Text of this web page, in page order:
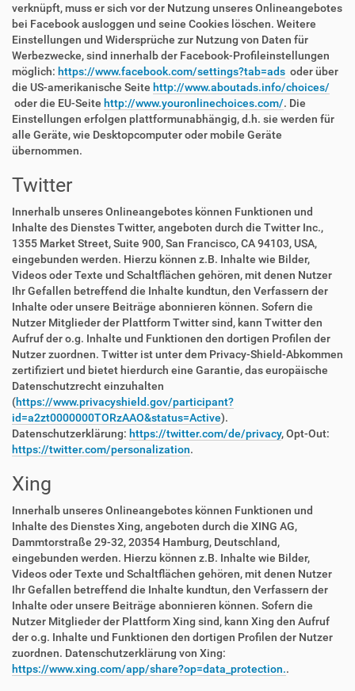
verknüpft, muss er sich vor der Nutzung unseres Onlineangebotes
bei Facebook ausloggen und seine Cookies löschen. Weitere
Einstellungen und Widersprüche zur Nutzung von Daten für
Werbezwecke, sind innerhalb der Facebook-Profileinstellungen
möglich: https://www.facebook.com/settings?tab=ads oder über
die US-amerikanische Seite http://www.aboutads.info/choices/
oder die EU-Seite http://www.youronlinechoices.com/. Die
Einstellungen erfolgen plattformunabhängig, d.h. sie werden für
alle Geräte, wie Desktopcomputer oder mobile Geräte
übernommen.
Twitter
Innerhalb unseres Onlineangebotes können Funktionen und
Inhalte des Dienstes Twitter, angeboten durch die Twitter Inc.,
1355 Market Street, Suite 900, San Francisco, CA 94103, USA,
eingebunden werden. Hierzu können z.B. Inhalte wie Bilder,
Videos oder Texte und Schaltflächen gehören, mit denen Nutzer
Ihr Gefallen betreffend die Inhalte kundtun, den Verfassern der
Inhalte oder unsere Beiträge abonnieren können. Sofern die
Nutzer Mitglieder der Plattform Twitter sind, kann Twitter den
Aufruf der o.g. Inhalte und Funktionen den dortigen Profilen der
Nutzer zuordnen. Twitter ist unter dem Privacy-Shield-Abkommen
zertifiziert und bietet hierdurch eine Garantie, das europäische
Datenschutzrecht einzuhalten
(https://www.privacyshield.gov/participant?
id=a2zt0000000TORzAAO&status=Active).
Datenschutzerklärung: https://twitter.com/de/privacy, Opt-Out:
https://twitter.com/personalization.
Xing
Innerhalb unseres Onlineangebotes können Funktionen und
Inhalte des Dienstes Xing, angeboten durch die XING AG,
Dammtorstraße 29-32, 20354 Hamburg, Deutschland,
eingebunden werden. Hierzu können z.B. Inhalte wie Bilder,
Videos oder Texte und Schaltflächen gehören, mit denen Nutzer
Ihr Gefallen betreffend die Inhalte kundtun, den Verfassern der
Inhalte oder unsere Beiträge abonnieren können. Sofern die
Nutzer Mitglieder der Plattform Xing sind, kann Xing den Aufruf
der o.g. Inhalte und Funktionen den dortigen Profilen der Nutzer
zuordnen. Datenschutzerklärung von Xing:
https://www.xing.com/app/share?op=data_protection..